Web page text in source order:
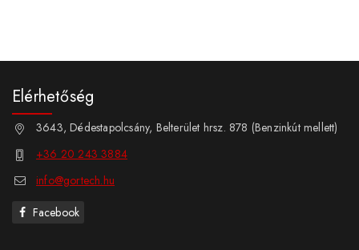
Elérhetőség
3643, Dédestapolcsány, Belterület hrsz. 878 (Benzinkút mellett)
+36 20 243 3884
info@gortech.hu
Facebook